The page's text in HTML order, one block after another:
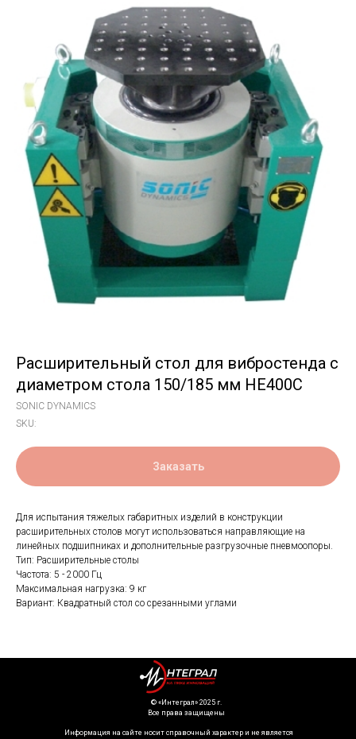
Расширительный стол для вибростенда с
диаметром стола 150/185 мм HE400C
SONIC DYNAMICS
SKU:
Заказать
Для испытания тяжелых габаритных изделий в конструкции
расширительных столов могут использоваться направляющие на
линейных подшипниках и дополнительные разгрузочные пневмоопоры.
Тип: Расширительные столы
Частота: 5 - 2000 Гц
Максимальная нагрузка: 9 кг
Вариант: Квадратный стол со срезанными углами
Информация на сайте носит справочный характер и не является
©️ «Интеграл» 2025 г.
Все права защищены